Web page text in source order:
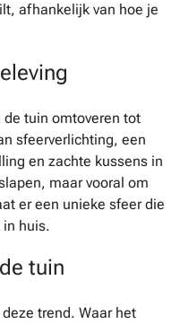
afhankelijk van hoe je
tuin omtoveren tot
sfeerverlichting, een
en zachte kussens in
maar vooral om
er een unieke sfeer die
in huis.
tuin
trend. Waar het